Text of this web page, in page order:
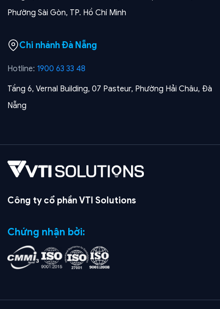
Phường Sài Gòn, TP. Hồ Chí Minh
Chi nhánh Đà Nẵng
Hotline: 1900 63 33 48
Tầng 6, Vernal Building, 07 Pasteur, Phường Hải Châu, Đà
Nẵng
Công ty cổ phần VTI Solutions
Chứng nhận bởi: